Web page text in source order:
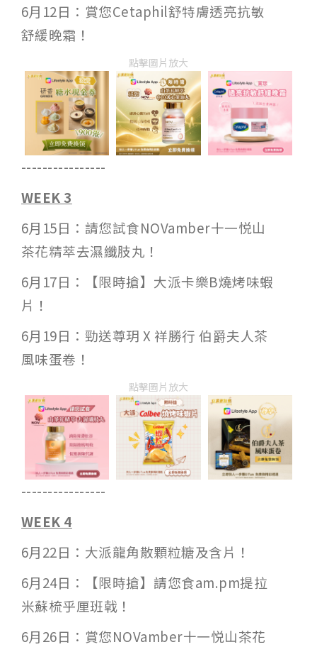
6月12日：賞您Cetaphil舒特膚透亮抗敏
舒緩晚霜！
點擊圖片放大
----------------
WEEK 3
6月15日：請您試食NOVamber十一悦山
茶花精萃去濕纖肢丸！
6月17日：【限時搶】大派卡樂B燒烤味蝦
片！
6月19日：勁送尊玥 X 祥勝行 伯爵夫人茶
風味蛋卷！
點擊圖片放大
----------------
WEEK 4
6月22日：大派龍角散顆粒糖及含片！
6月24日：【限時搶】請您食am.pm提拉
米蘇梳乎厘班戟！
6月26日：賞您NOVamber十一悦山茶花